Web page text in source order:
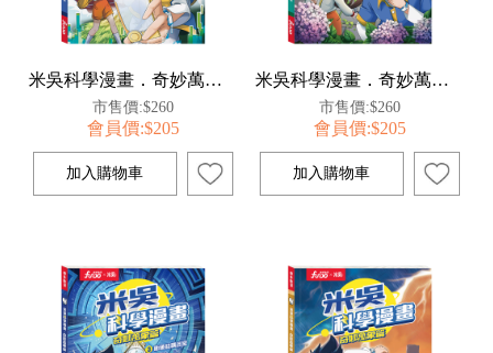
老師您好!!幼教會員火熱招募中~
米吳科學漫畫．奇妙萬象篇(1):看不見的科學小象
市售價:$260
會員價:$205
米吳科學漫畫．奇妙萬象篇(2):珍奇生物的反擊
市售價:$260
會員價:$205